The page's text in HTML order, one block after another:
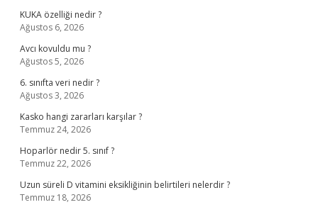
KUKA özelliği nedir ?
Ağustos 6, 2026
Avcı kovuldu mu ?
Ağustos 5, 2026
6. sınıfta veri nedir ?
Ağustos 3, 2026
Kasko hangi zararları karşılar ?
Temmuz 24, 2026
Hoparlör nedir 5. sınıf ?
Temmuz 22, 2026
Uzun süreli D vitamini eksikliğinin belirtileri nelerdir ?
Temmuz 18, 2026